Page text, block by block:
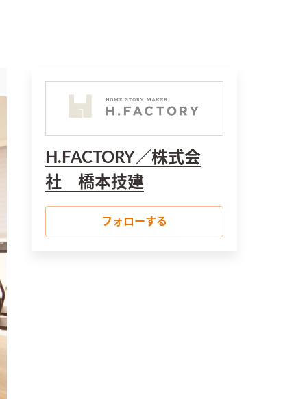
H.FACTORY／株式会
社 橋本技建
フォローする